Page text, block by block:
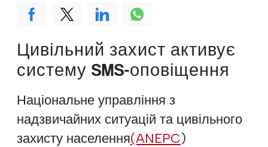
Цивільний захист активує
систему SMS-оповіщення
Національне управління з
надзвичайних ситуацій та цивільного
захисту населення(ANEPC)